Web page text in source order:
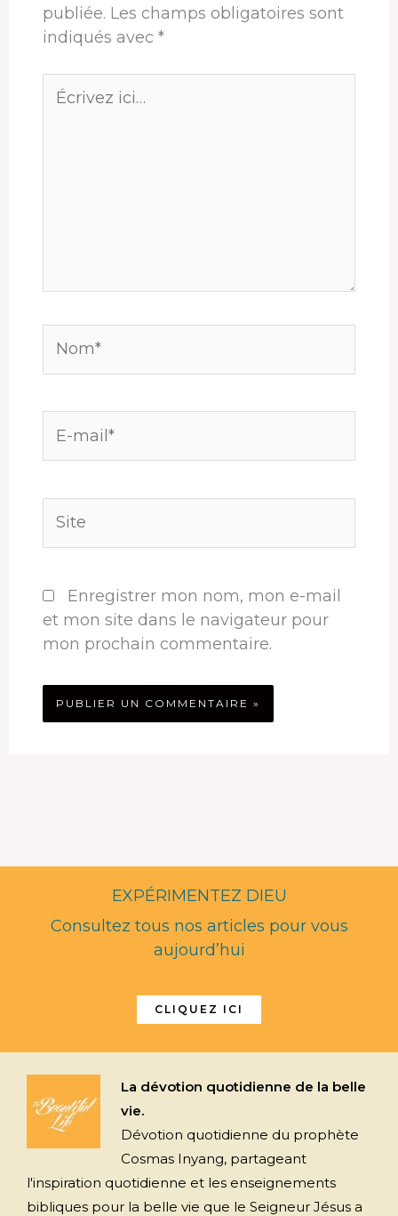
publiée. Les champs obligatoires sont
indiqués avec*
Écrivez
ici…
mail*
Enregistrer mon nom, mon e-mail
et mon site dans le navigateur pour
mon prochain commentaire.
EXPÉRIMENTEZ DIEU
Consultez tous nos articles pour vous
aujourd’hui
CLIQUEZ ICI
La dévotion quotidienne de la belle
vie.
Dévotion quotidienne du prophète
Cosmas Inyang, partageant
l'inspiration quotidienne et les enseignements
bibliques pour la belle vie que le Seigneur Jésus a